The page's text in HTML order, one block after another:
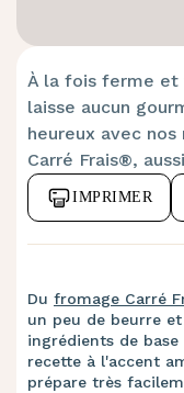
À la fois ferme et
laisse aucun
heureux avec
Carré Frais®,
IMPRIMER
Du fromage Carré
un peu de beurre
ingrédients de base
recette à l'accent
prépare très